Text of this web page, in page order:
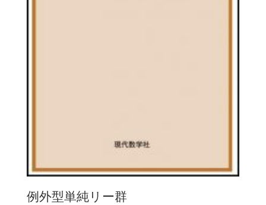
例外型単純リー群